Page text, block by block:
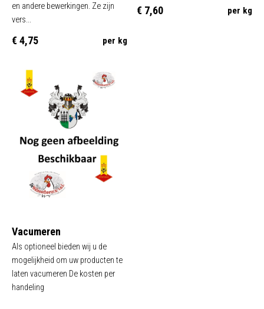
en andere bewerkingen. Ze zijn
vers...
€ 4,75 per kg
€ 7,60 per kg
Vacumeren
Als optioneel bieden wij u de
mogelijkheid om uw producten te
laten vacumeren De kosten per
handeling